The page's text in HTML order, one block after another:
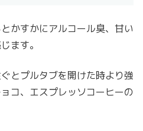
かすかにアルコール臭、甘い
ます。
とプルタブを開けた時より強
コ、エスプレッソコーヒーの